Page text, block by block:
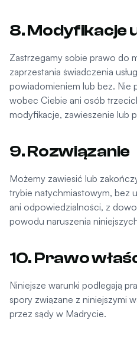
8. Modyfikacje
Zastrzegamy sobie prawo do
zaprzestania świadczenia
powiadomieniem lub bez. Nie
wobec Ciebie ani osób
modyfikacje, zawieszenie lub
9. Rozwiązanie
Możemy zawiesić lub
trybie natychmiastowym, bez
ani odpowiedzialności, z
powodu naruszenia
10. Prawo
Niniejsze warunki podlegają
spory związane z niniejszymi
przez sądy w Madrycie.